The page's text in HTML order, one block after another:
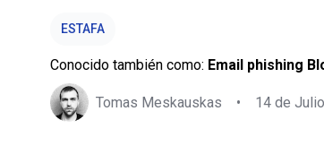
ESTAFA
Conocido también como: Email phishing
Tomas Meskauskas • 14 de